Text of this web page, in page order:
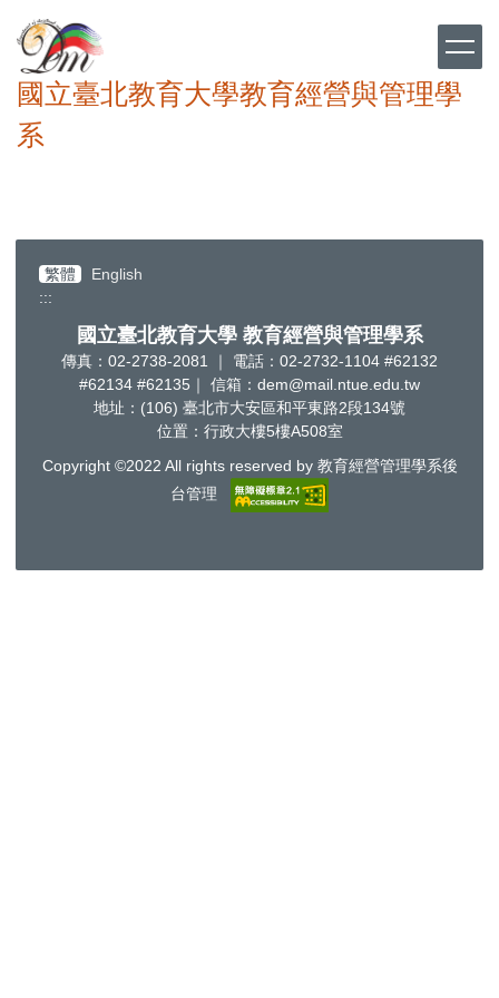
到
要
內
容
國立臺北教育大學教育經營與管理學
系
繁體
English
:::
國立臺北教育大學 教育經營與管理學系
傳真：02-2738-2081 ｜ 電話：02-2732-1104 #62132
#62134 #62135｜ 信箱：dem@mail.ntue.edu.tw
地址：(106) 臺北市大安區和平東路2段134號
位置：行政大樓5樓A508室
Copyright ©2022 All rights reserved by 教育經營管理學系後
台管理